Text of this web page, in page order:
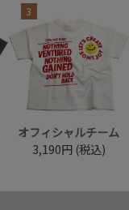
3
オフィシャルチーム
3,190円 (税込)